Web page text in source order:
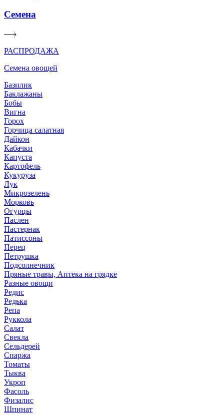
Семена
РАСПРОДАЖА
Семена овощей
Базилик
Баклажаны
Бобы
Вигна
Горох
Горчица салатная
Дайкон
Кабачки
Капуста
Картофель
Кукуруза
Лук
Микрозелень
Морковь
Огурцы
Паслен
Пастернак
Патиссоны
Перец
Петрушка
Подсолнечник
Пряные травы, Аптека на грядке
Разные овощи
Редис
Редька
Репа
Руккола
Салат
Свекла
Сельдерей
Спаржа
Томаты
Тыква
Укроп
Фасоль
Физалис
Шпинат